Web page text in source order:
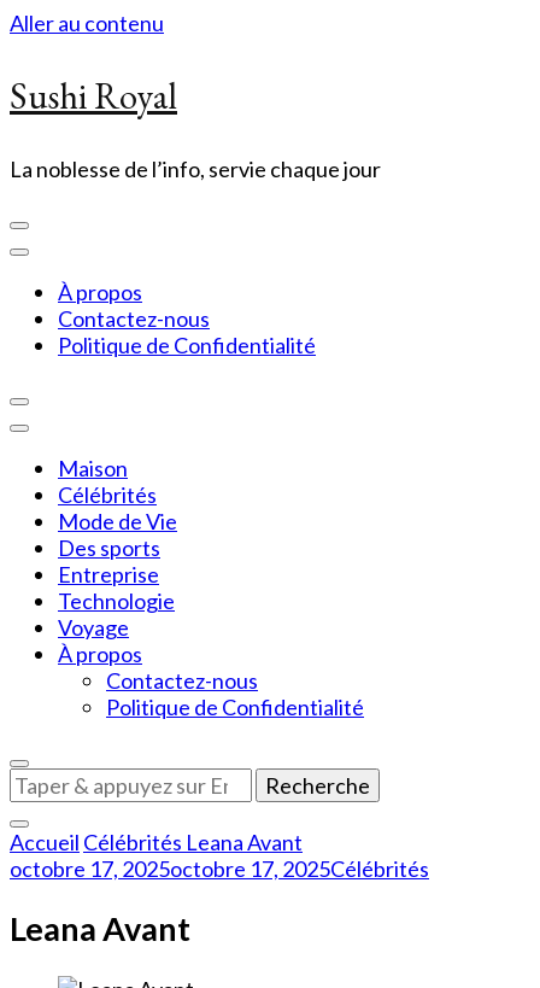
Aller au contenu
Sushi Royal
La noblesse de l’info, servie chaque jour
À propos
Contactez-nous
Politique de Confidentialité
Maison
Célébrités
Mode de Vie
Des sports
Entreprise
Technologie
Voyage
À propos
Contactez-nous
Politique de Confidentialité
Vous
recherchiez
quelque
chose
?
Accueil Célébrités Leana Avant
octobre 17, 2025octobre 17, 2025Célébrités
Leana Avant